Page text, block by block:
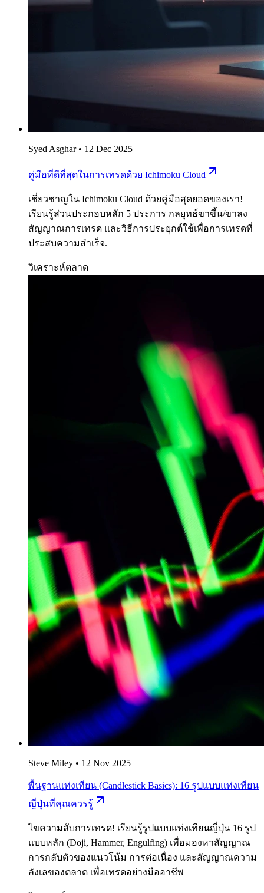
Syed Asghar• 12 Dec 2025
คู่มือที่ดีที่สุดในการเทรดด้วย Ichimoku Cloud
เชี่ยวชาญใน Ichimoku Cloud ด้วยคู่มือสุดยอดของเรา!
เรียนรู้ส่วนประกอบหลัก 5 ประการ กลยุทธ์ขาขึ้น/ขาลง
สัญญาณการเทรด และวิธีการประยุกต์ใช้เพื่อการเทรดที่
ประสบความสำเร็จ.
วิเคราะห์ตลาด
Steve Miley • 12 Nov 2025
พื้นฐานแท่งเทียน (Candlestick Basics): 16 รูปแบบแท่งเทียน
ญี่ปุ่นที่คุณควรรู้
ไขความลับการเทรด! เรียนรู้รูปแบบแท่งเทียนญี่ปุ่น 16 รูป
แบบหลัก (Doji, Hammer, Engulfing) เพื่อมองหาสัญญาณ
การกลับตัวของแนวโน้ม การต่อเนื่อง และสัญญาณความ
ลังเลของตลาด เพื่อเทรดอย่างมืออาชีพ